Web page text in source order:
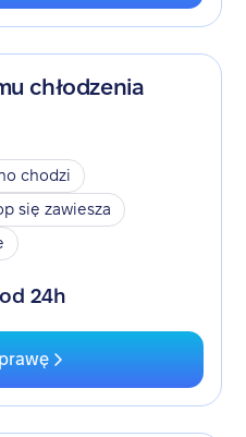
chłodzenia
chodzi
się zawiesza
od 24h